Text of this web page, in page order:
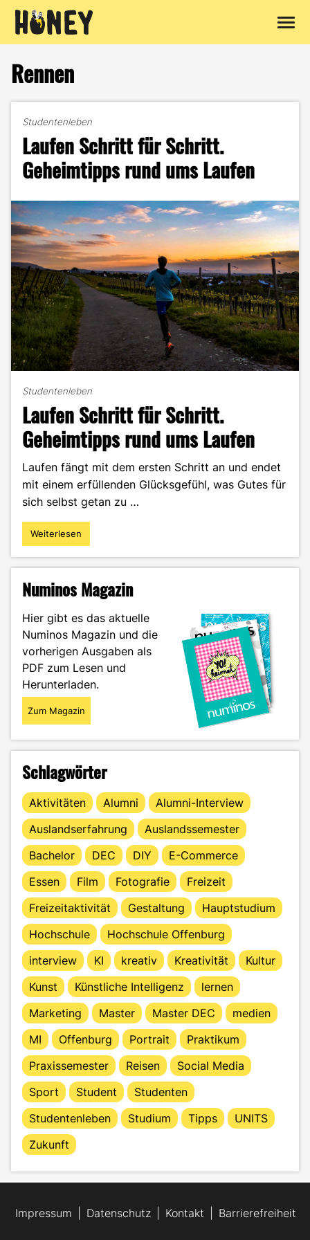
Inhalt
springen
Rennen
Studentenleben
Laufen Schritt für Schritt.
Geheimtipps rund ums Laufen
Studentenleben
Laufen Schritt für Schritt.
Geheimtipps rund ums Laufen
Laufen fängt mit dem ersten Schritt an und endet
mit einem erfüllenden Glücksgefühl, was Gutes für
sich selbst getan zu …
"Laufen
Schritt
Geheimtipps
ums
Laufen"
Weiterlesen
Numinos Magazin
Hier gibt es das aktuelle
Numinos Magazin und die
vorherigen Ausgaben als
PDF zum Lesen und
Herunterladen.
Zum Magazin
Schlagwörter
Aktivitäten Alumni
Alumni-Interview
Auslandserfahrung
Auslandssemester
Bachelor
DEC DIY
E-Commerce
Essen
Film Fotografie
Freizeit
Freizeitaktivität
Gestaltung
Hauptstudium
Hochschule
Hochschule Offenburg
interview
KI kreativ Kreativität
Kultur
Kunst
Künstliche Intelligenz
lernen
Marketing
Master Master DEC
medien
MI
Offenburg Portrait
Praktikum
Praxissemester
Reisen
Social Media
Sport
Student
Studenten
Studentenleben
Studium Tipps
UNITS
Zukunft
Impressum Datenschutz Kontakt Barrierefreiheit